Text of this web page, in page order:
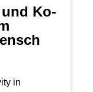
Ko-
in